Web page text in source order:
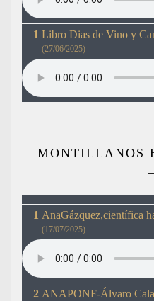
Libro Dias de Vino y
(27/06/2025)
MONTILLANOS
AnaGázquez,científica
(17/07/2025)
ANAPONF-Álvaro